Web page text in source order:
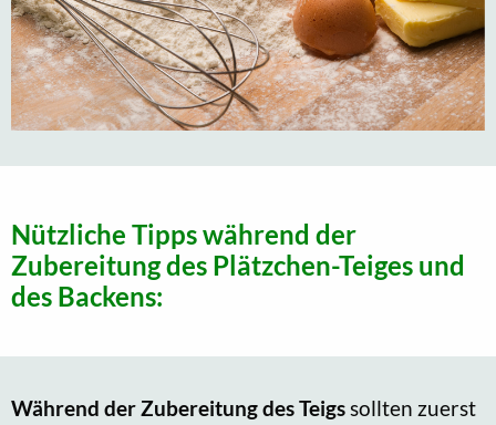
Nützliche Tipps während der
Zubereitung des Plätzchen-Teiges und
des Backens:
Während der Zubereitung des Teigssollten zuerst